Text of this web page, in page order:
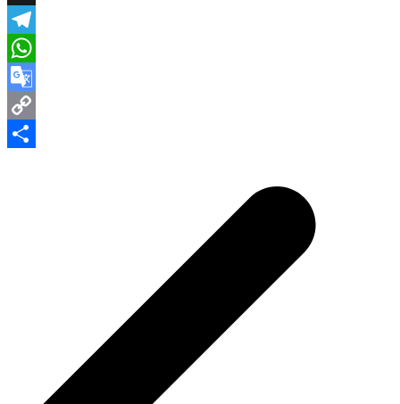
X
Telegram
WhatsApp
Google
Translate
Copy